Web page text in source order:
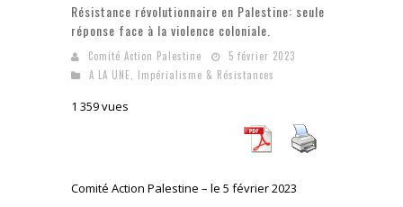
Résistance révolutionnaire en Palestine: seule
réponse face à la violence coloniale.
Comité Action Palestine
5 février 2023
A LA UNE
Impérialisme & Résistances
1 359 vues
Comité Action Palestine – le 5 février 2023